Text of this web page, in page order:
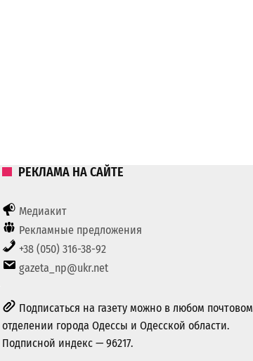
РЕКЛАМА НА САЙТЕ
Медиакит
Рекламные предложения
+38 (050) 316-38-92
gazeta_np@ukr.net
Подписаться на газету можно в любом почтовом
отделении города Одессы и Одесской области.
Подписной индекс — 96217.